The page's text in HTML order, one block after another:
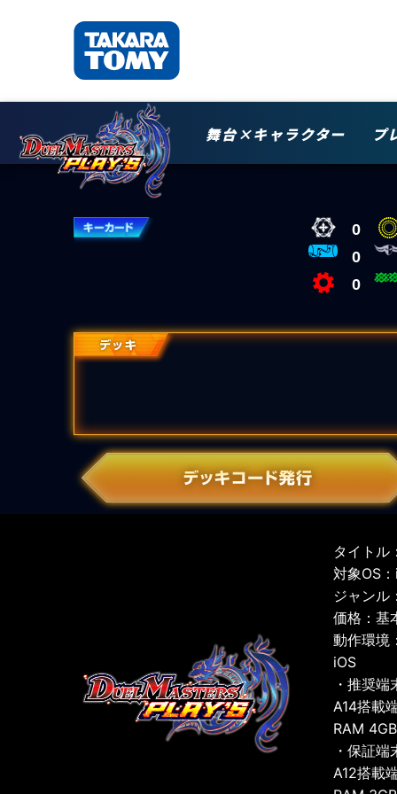
舞台×キャラクター プ
0
0
0
タイトル
対象OS
ジャンル
価格：基
動作環境
iOS
・推奨端
A14搭載
RAM
・保証端
A12搭載